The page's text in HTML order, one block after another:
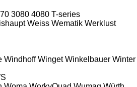
3080 4080 T-series
Weiss Wematik Werklust
Windhoff Winget Winkelbauer Winter